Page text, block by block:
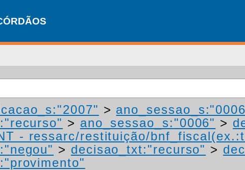
>
> ano_sessao_s:"0006" >
- ressarc/restituição/
> decisao_txt:"recurso" >